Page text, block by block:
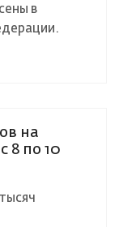
в
на
8 по 10